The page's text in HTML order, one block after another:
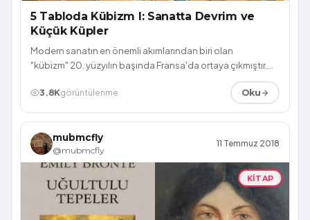
5 Tabloda Kübizm I: Sanatta Devrim ve
Küçük Küpler
Modern sanatın en önemli akımlarından biri olan
"kübizm" 20. yüzyılın başında Fransa'da ortaya çıkmıştır.
3.8Kgörüntülenme Oku
mubmcfly
@mubmcfly
11 Temmuz 2018
KITAP